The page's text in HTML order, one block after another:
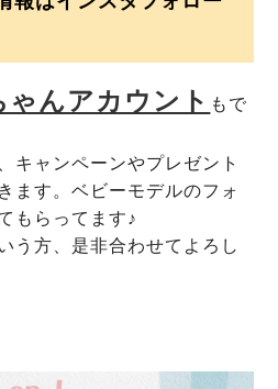
んアカウント もで
キャンペーンやプレゼント
ます。ベビーモデルのフォ
もらってます♪
う方、是非合わせてよろし